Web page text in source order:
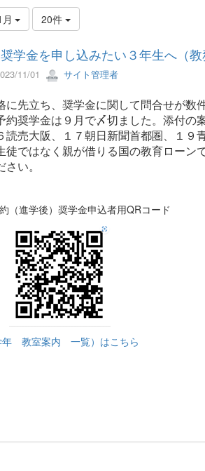
20件
学金を申し込みたい３年生へ（教
11/01 サイト管理者
先立ち、奨学金に関して問合せが数
奨学金は９月で〆切ました。添付の
読売大阪、１７朝日新聞首都圏、１９
ではなく親が借りる国の教育ローン
い。
進学後）奨学金申込者用QRコード
年 教室案内 一覧）はこちら